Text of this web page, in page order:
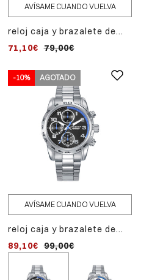
AVÍSAME CUANDO VUELVA
reloj caja y brazalete de
pulsera de acero con cruz
71,10€ 79,00€
-10% AGOTADO
AVÍSAME CUANDO VUELVA
reloj caja y brazalete de
cuarzo.pulsera de acero
regalo.
89,10€ 99,00€